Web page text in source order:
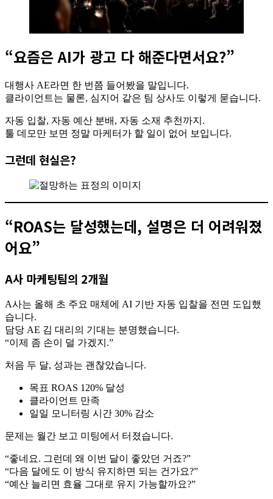
“요즘은 AI가 광고 다 해준다면서요?”
대행사 AE라면 한 번쯤 들어봤을 말입니다.
클라이언트는 물론, 심지어 같은 팀 상사도 이렇게 묻습니다.
자동 입찰, 자동 예산 분배, 자동 소재 추천까지.
툴 데모만 보면 정말 마케터가 할 일이 없어 보입니다.
그런데 현실은?
“ROAS는 달성했는데, 설명은 더 어려워졌
어요”
A사 마케팅팀의 2개월
A사는 올해 초 주요 매체에 AI 기반 자동 입찰을 전면 도입했
습니다.
담당 AE 김 대리의 기대는 분명했습니다.
“이제 좀 손이 덜 가겠지.”
처음 두 달, 성과는 괜찮았습니다.
목표 ROAS 120% 달성
클라이언트 만족
일일 모니터링 시간 30% 감소
문제는 월간 보고 미팅에서 터졌습니다.
“좋네요. 그런데 왜 이번 달이 좋았던 거죠?”
“다음 달에도 이 방식 유지하면 되는 건가요?”
“예산 늘리면 효율 그대로 유지 가능할까요?”